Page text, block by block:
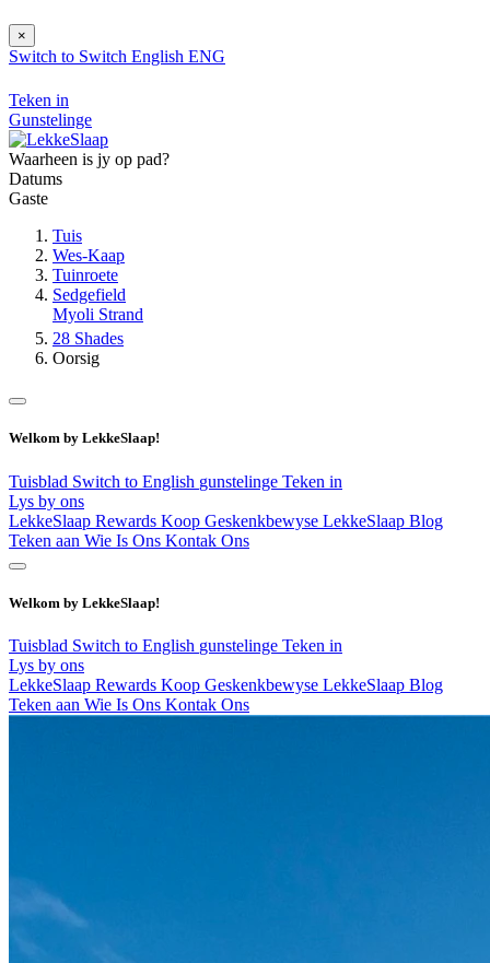
×
Switch to Switch English ENG
Teken in
Gunstelinge
Waarheen is jy op pad?
Datums
Gaste
Tuis
Wes-Kaap
Tuinroete
Sedgefield
Myoli Strand
28 Shades
Oorsig
Welkom by LekkeSlaap!
Tuisblad Switch to English gunstelinge Teken in
Lys by ons
LekkeSlaap Rewards Koop Geskenkbewyse LekkeSlaap Blog
Teken aan Wie Is Ons Kontak Ons
Welkom by LekkeSlaap!
Tuisblad Switch to English gunstelinge Teken in
Lys by ons
LekkeSlaap Rewards Koop Geskenkbewyse LekkeSlaap Blog
Teken aan Wie Is Ons Kontak Ons